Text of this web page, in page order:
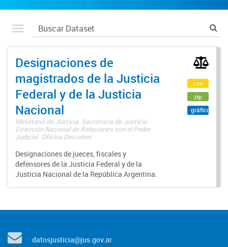
Designaciones de
magistrados de la Justicia
Federal y de la Justicia
Nacional
Ministerio de Justicia. Secretaría de Justicia.
Dirección Nacional de Relaciones con el Poder
Judicial. Oficina Decretos
Designaciones de jueces, fiscales y
defensores de la Justicia Federal y de la
Justicia Nacional de la República Argentina.
csv
zip
gráfico
datosjusticia@jus.gov.ar